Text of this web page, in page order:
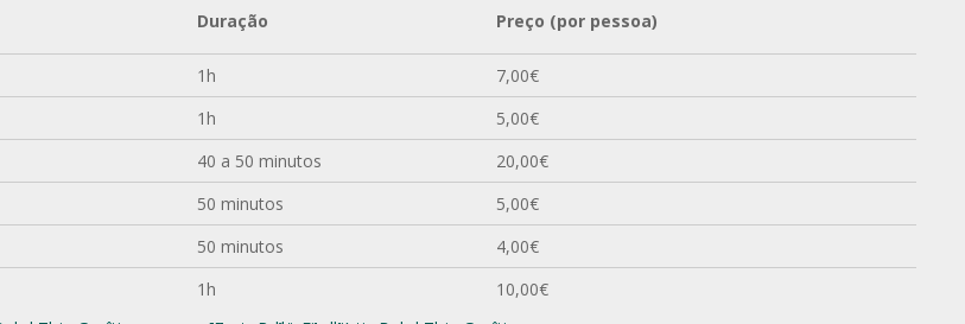
Duração Preço (por pessoa)
1h
7,00€
1h
5,00€
40 a 50 minutos
20,00€
50 minutos
5,00€
50 minutos
4,00€
1h 10,00€